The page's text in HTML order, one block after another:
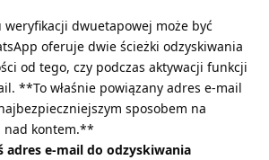
weryfikacji dwuetapowej może być
oferuje dwie ścieżki odzyskiwania
od tego, czy podczas aktywacji funkcji
**To właśnie powiązany adres e-mail
sposobem na
nad kontem.**
adres e-mail do odzyskiwania